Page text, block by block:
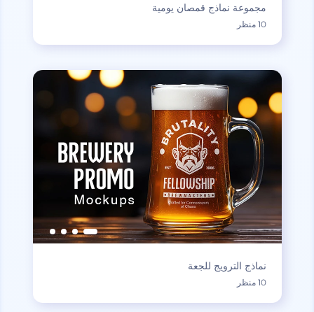
مجموعة نماذج قمصان يومية
10 منظر
نماذج الترويج للجعة
10 منظر